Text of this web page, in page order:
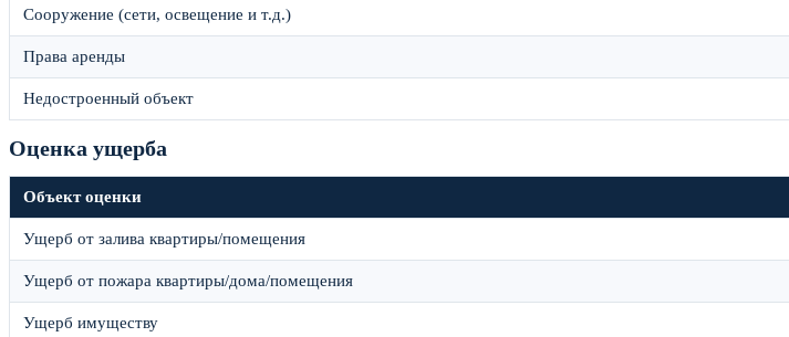
Сооружение (сети, освещение и т.д.)
Права аренды
Недостроенный объект
Оценка ущерба
Объект оценки
Ущерб от залива квартиры/помещения
Ущерб от пожара квартиры/дома/помещения
Ущерб имуществу